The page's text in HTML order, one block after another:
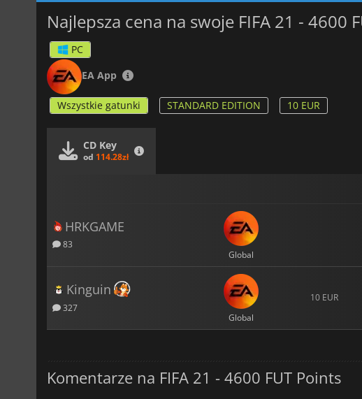
Najlepsza cena na swoje FIFA 21 - 4600
PC
EA App
Wszystkie gatunki STANDARD EDITION 10 EUR
CD Key
od 114.28zł
HRKGAME
83
Global
Kinguin
327
Global
10 EUR
Komentarze na FIFA 21 - 4600 FUT Points